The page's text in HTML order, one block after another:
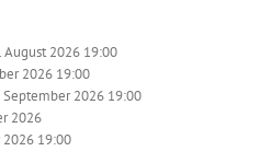
August 2026 19:00
2026 19:00
September 2026 19:00
2026
19:00